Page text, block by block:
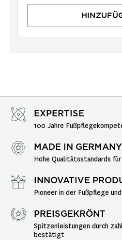
EXPERTISE
100 Jahre
MADE IN GERMANY
Hohe Qualitätsstandards
INNOVATIVE
Pioneer in der Fußpflege
PREISGEKRÖNT
Spitzenleistungen durch
bestätigt